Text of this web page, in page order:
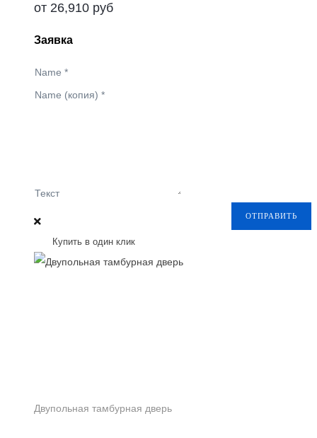
от 26,910 руб
Заявка
Name *
Name (копия) *
Текст
ОТПРАВИТЬ
Купить в один клик
Двупольная тамбурная дверь